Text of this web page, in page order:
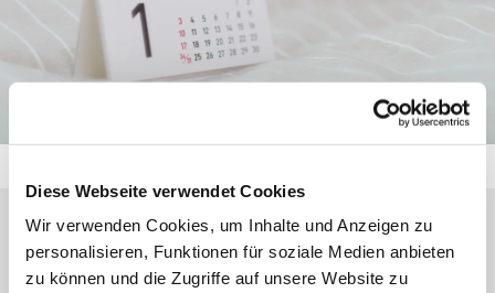
Diese Webseite verwendet Cookies
Wir verwenden Cookies, um Inhalte und Anzeigen zu
personalisieren, Funktionen für soziale Medien anbieten
zu können und die Zugriffe auf unsere Website zu
Montag, 5. Juli 2027, 20:00 Uhr